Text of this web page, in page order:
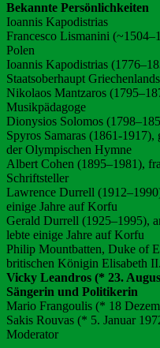
Bekannte Persönlichkeiten
Ioannis Kapodistrias
Francesco Lismanini
Polen
Ioannis Kapodistrias
Staatsoberhaupt Griechenlands
Nikolaos Mantzaros
Musikpädagoge
Dionysios Solomos
Spyros Samaras (1861-
der Olympischen Hymne
Albert Cohen (1895–1981),
Schriftsteller
Lawrence Durrell
einige Jahre auf Korfu
Gerald Durrell (1925–1995),
lebte einige Jahre auf Korfu
Philip Mountbatten, Duke of
britischen Königin Elisabeth II.
Vicky Leandros (* 23.
Sängerin und Politikerin
Mario Frangoulis (* 18
Sakis Rouvas (* 5. Januar
Moderator